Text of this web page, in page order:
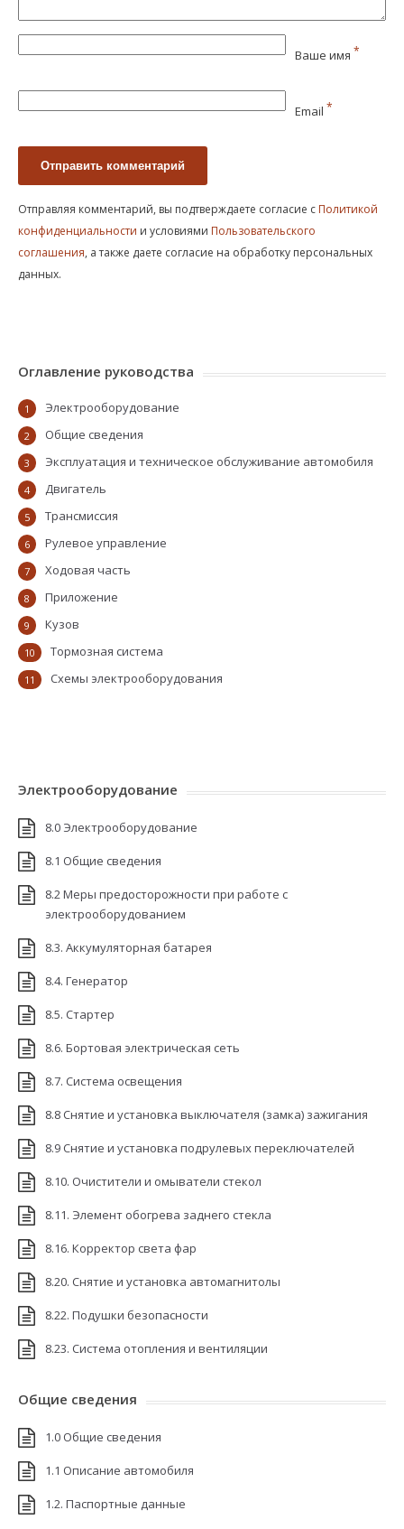
Ваше имя *
Email *
Отправляя комментарий, вы подтверждаете согласие с Политикой
конфиденциальности и условиями Пользовательского
соглашения, а также даете согласие на обработку персональных
данных.
Оглавление руководства
1 Электрооборудование
2 Общие сведения
3 Эксплуатация и техническое обслуживание автомобиля
4 Двигатель
5 Трансмиссия
6 Рулевое управление
7 Ходовая часть
8 Приложение
9 Кузов
10 Тормозная система
11 Схемы электрооборудования
Электрооборудование
8.0 Электрооборудование
8.1 Общие сведения
8.2 Меры предосторожности при работе с
электрооборудованием
8.3. Аккумуляторная батарея
8.4. Генератор
8.5. Стартер
8.6. Бортовая электрическая сеть
8.7. Система освещения
8.8 Снятие и установка выключателя (замка) зажигания
8.9 Снятие и установка подрулевых переключателей
8.10. Очистители и омыватели стекол
8.11. Элемент обогрева заднего стекла
8.16. Корректор света фар
8.20. Снятие и установка автомагнитолы
8.22. Подушки безопасности
8.23. Система отопления и вентиляции
Общие сведения
1.0 Общие сведения
1.1 Описание автомобиля
1.2. Паспортные данные